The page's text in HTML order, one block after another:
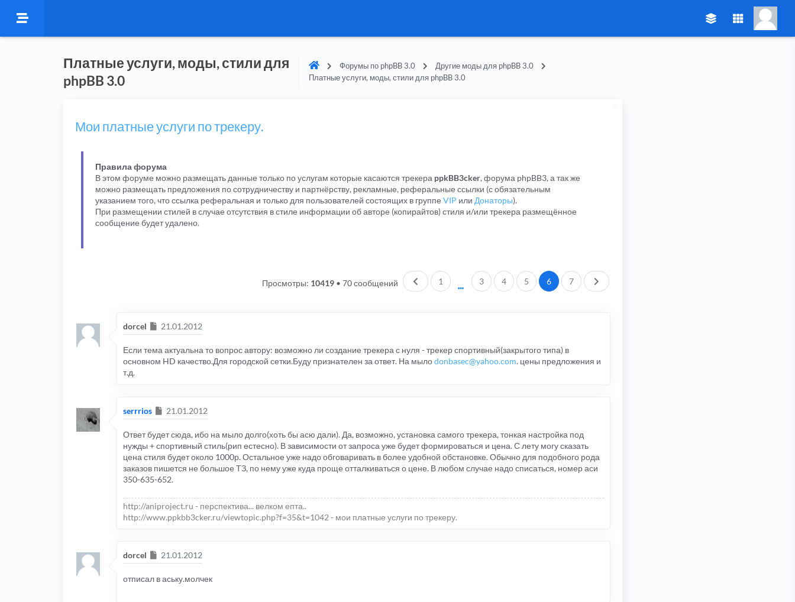
Платные услуги, моды, стили для
phpBB 3.0
Форумы по phpBB 3.0
Другие моды для phpBB 3.0
Платные услуги, моды, стили для phpBB 3.0
Мои платные услуги по трекеру.
Правила форума
В этом форуме можно размещать данные только по услугам которые касаются трекера ppkBB3cker, форума phpBB3, а так же
можно размещать предложения по сотрудничеству и партнёрству, рекламные, реферальные ссылки (с обязательным
указанием того, что ссылка реферальная и только для пользователей состоящих в группе VIP или Донаторы).
При размещении стилей в случае отсутствия в стиле информации об авторе (копирайтов) стиля и/или трекера размещённое
сообщение будет удалено.
70 сообщений Пред.
1 3 4 5 6 7 След.
Просмотры: 10419•
dorcel Сообщение
21.01.2012
Если тема актуальна то вопрос автору: возможно ли создание трекера с нуля - трекер спортивный(закрытого типа) в
основном HD качество.Для городской сетки.Буду признателен за ответ. На мылоdonbasec@yahoo.com. цены предложения и
т.д.
serrrios Сообщение
21.01.2012
Ответ будет сюда, ибо на мыло долго(хоть бы асю дали). Да, возможно, установка самого трекера, тонкая настройка под
нужды + спортивный стиль(рип естесно). В зависимости от запроса уже будет формироваться и цена. С лету могу сказать
цена стиля будет около 1000р. Остальное уже надо обговаривать в более удобной обстановке. Обычно для подобного рода
заказов пишется не большое ТЗ, по нему уже куда проще отталкиваться о цене. В любом случае надо списаться, номер аси
350-635-652.
http://aniproject.ru - перспектива... велком епта..
http://www.ppkbb3cker.ru/viewtopic.php?f=35&t=1042 - мои платные услуги по трекеру.
dorcel Сообщение
21.01.2012
отписал в аську.молчек